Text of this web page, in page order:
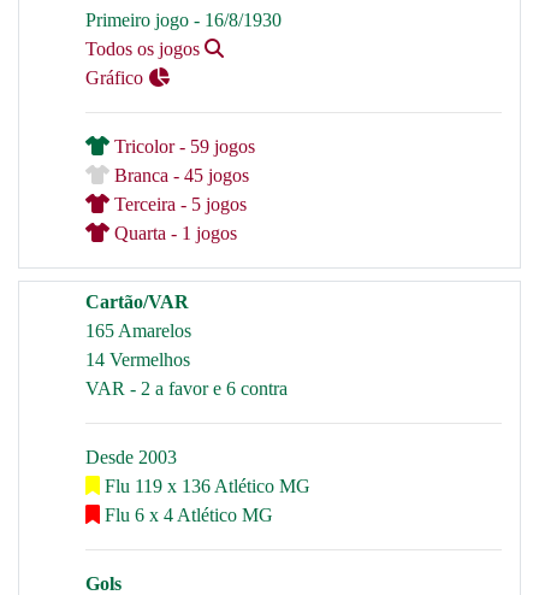
Primeiro jogo - 16/8/1930
Todos os jogos
Gráfico
Tricolor - 59 jogos
Branca - 45 jogos
Terceira - 5 jogos
Quarta - 1 jogos
Cartão/VAR
165 Amarelos
14 Vermelhos
VAR - 2 a favor e 6 contra
Desde 2003
Flu 119 x 136 Atlético MG
Flu 6 x 4 Atlético MG
Gols